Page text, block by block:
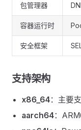
包管理器
容器运行时
安全框架
支持架构
x86_64：主要
aarch64：